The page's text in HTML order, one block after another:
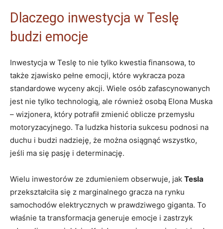
Dlaczego‍ inwestycja w Teslę
budzi emocje
Inwestycja‍ w Teslę to ‌nie tylko kwestia finansowa, to
także ⁣zjawisko pełne emocji, które wykracza poza ​
standardowe wyceny akcji. Wiele osób zafascynowanych
jest nie tylko technologią, ale również osobą Elona Muska
– wizjonera, który potrafił zmienić oblicze przemysłu
motoryzacyjnego.⁣ Ta ludzka⁤ historia sukcesu podnosi na
duchu i budzi nadzieję, że można osiągnąć wszystko,
⁤jeśli ma ​się ​pasję i determinację.
Wielu inwestorów ze zdumieniem ⁢obserwuje, jak Tesla
przekształciła się z marginalnego gracza na⁢ rynku
samochodów elektrycznych w⁢ prawdziwego giganta.‍ To
właśnie ‍ta transformacja generuje emocje i zastrzyk